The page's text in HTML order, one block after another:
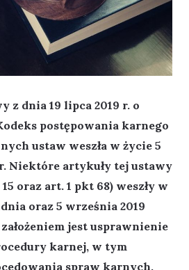
z dnia 19 lipca 2019 r. o
postępowania karnego
ustaw weszła w życie 5
Niektóre artykuły tej ustawy
oraz art. 1 pkt 68) weszły w
oraz 5 września 2019
jest usprawnienie
karnej, w tym
spraw karnych,